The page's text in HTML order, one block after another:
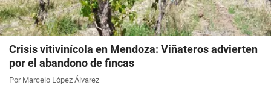
Crisis vitivinícola en Mendoza: Viñateros advierten
por el abandono de fincas
Por Marcelo López Álvarez